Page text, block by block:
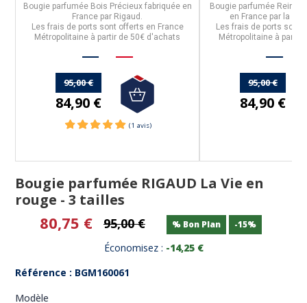
Bougie parfumée Bois Précieuxfabriquée en
France par Rigaud
Les frais de ports sont offerts en France
Métropolitaine à partir de 50€ d'achats
95,00 €
84,90 €
Bougie parfumée Reine
en France par la
Les frais de ports sont
Métropolitaine à partir
95,00 €
84,90 €
Bougie parfumée RIGAUD La Vie en
rouge - 3 tailles
80,75 € 95,00 € % Bon Plan -15%
Économisez : -14,25 €
Référence : BGM160061
Modèle